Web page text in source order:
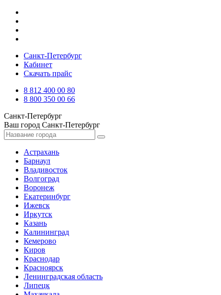
Санкт-Петербург
Кабинет
Скачать прайс
8 812 400 00 80
8 800 350 00 66
Санкт-Петербург
Ваш город Санкт-Петербург
Астрахань
Барнаул
Владивосток
Волгоград
Воронеж
Екатеринбург
Ижевск
Иркутск
Казань
Калининград
Кемерово
Киров
Краснодар
Красноярск
Ленинградская область
Липецк